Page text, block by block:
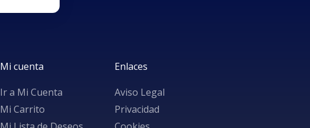
Mi cuenta
Ir a Mi Cuenta
Mi Carrito
Enlaces
Aviso Legal
Privacidad